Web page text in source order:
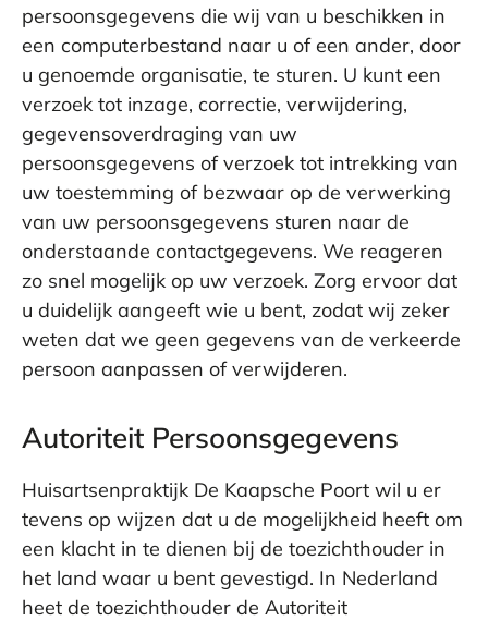
persoonsgegevens die wij van u beschikken in
een computerbestand naar u of een ander, door
u genoemde organisatie, te sturen. U kunt een
verzoek tot inzage, correctie, verwijdering,
gegevensoverdraging van uw
persoonsgegevens of verzoek tot intrekking van
uw toestemming of bezwaar op de verwerking
van uw persoonsgegevens sturen naar de
onderstaande contactgegevens. We reageren
zo snel mogelijk op uw verzoek. Zorg ervoor dat
u duidelijk aangeeft wie u bent, zodat wij zeker
weten dat we geen gegevens van de verkeerde
persoon aanpassen of verwijderen.
Autoriteit Persoonsgegevens
Huisartsenpraktijk De Kaapsche Poort wil u er
tevens op wijzen dat u de mogelijkheid heeft om
een klacht in te dienen bij de toezichthouder in
het land waar u bent gevestigd. In Nederland
heet de toezichthouder de Autoriteit